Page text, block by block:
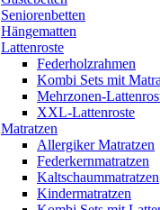
Seniorenbetten
Hängematten
Lattenroste
Federholzrahmen
Kombi Sets mit
Mehrzonen-
XXL-Lattenroste
Matratzen
Allergiker Matratzen
Federkernmatratzen
Kaltschaummatratzen
Kindermatratzen